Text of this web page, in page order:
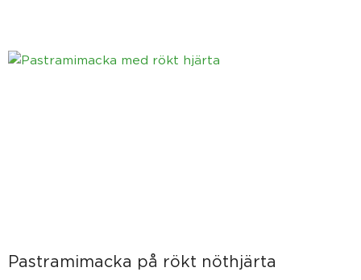
Pastramimacka på rökt nöthjärta
SidaSidaSidaSida